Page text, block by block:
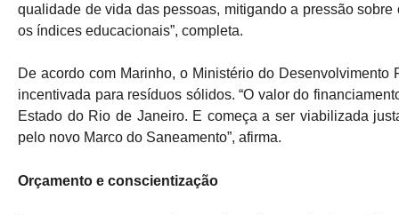
qualidade de vida das pessoas, mitigando a pressão
os índices educacionais”, completa.
De acordo com Marinho, o Ministério do
incentivada para resíduos sólidos. “O valor do
Estado do Rio de Janeiro. E começa a ser viabilizada
pelo novo Marco do Saneamento”, afirma.
Orçamento e conscientização